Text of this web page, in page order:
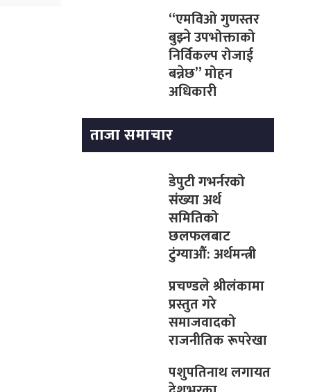
“एमविओ गुणस्तर
बुझ्ने उपभोक्ताको
निर्विकल्प रोजाई
बन्नेछ” मोहन
अधिकारी
ताजा समाचार
डेपुटी गभर्नरको
संख्या अर्थ
समितिको
छलफलबाट
टुंग्याऔं: अर्थमन्त्री
प्रचण्डले श्रीलंकामा
प्रस्तुत गरे
समाजवादको
राजनीतिक रूपरेखा
पशुपतिनाथ लगायत